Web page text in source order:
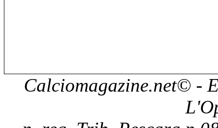
Calciomagazine.net© -